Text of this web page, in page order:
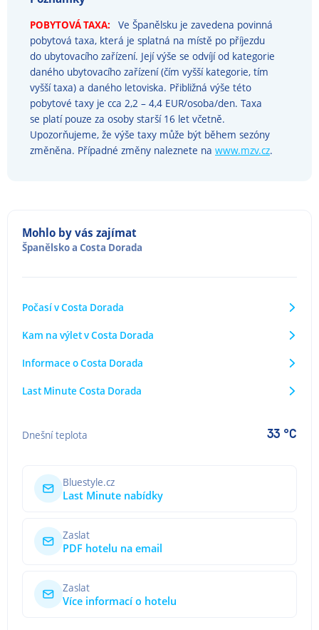
POBYTOVÁ TAXA:
Ve Španělsku je zavedena povinná
pobytová taxa, která je splatná na místě po příjezdu
do ubytovacího zařízení. Její výše se odvíjí od kategorie
daného ubytovacího zařízení (čím vyšší kategorie, tím
vyšší taxa) a daného letoviska. Přibližná výše této
pobytové taxy je cca 2,2 – 4,4 EUR/osoba/den. Taxa
se platí pouze za osoby starší 16 let včetně.
Upozorňujeme, že výše taxy může být během sezóny
změněna. Případné změny naleznete na www.mzv.cz.
Mohlo by vás zajímat
Španělskoa Costa Dorada
Počasí v Costa Dorada
Kam na výlet v Costa Dorada
Informace o Costa Dorada
Last Minute Costa Dorada
Dnešní teplota 33 °C
Bluestyle.cz
Last Minute nabídky
Zaslat
PDF hotelu na email
Zaslat
Více informací o hotelu